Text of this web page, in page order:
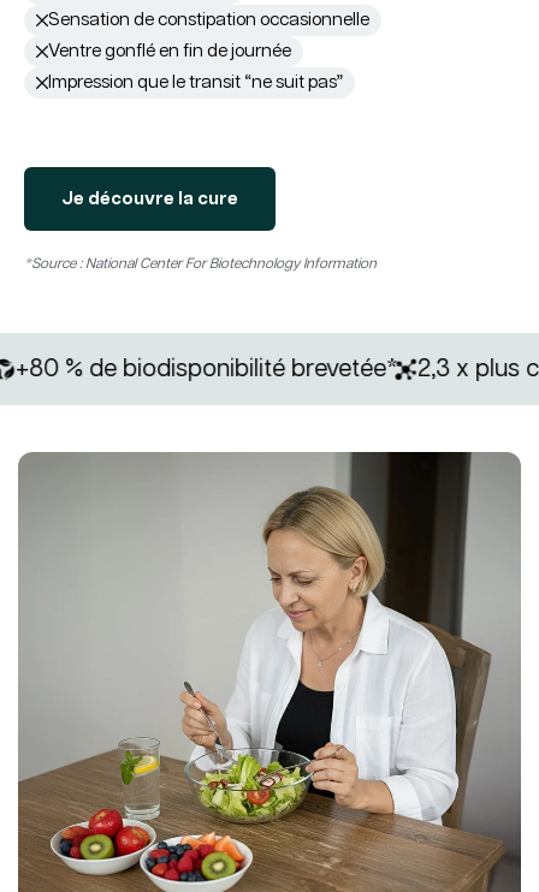
Sensation de constipation occasionnelle
Ventre gonflé en fin de journée
Impression que le transit “ne suit pas”
Je découvre la cure
*Source : National Center For Biotechnology Information
% de biodisponibilité brevetée* 2,3 x plus